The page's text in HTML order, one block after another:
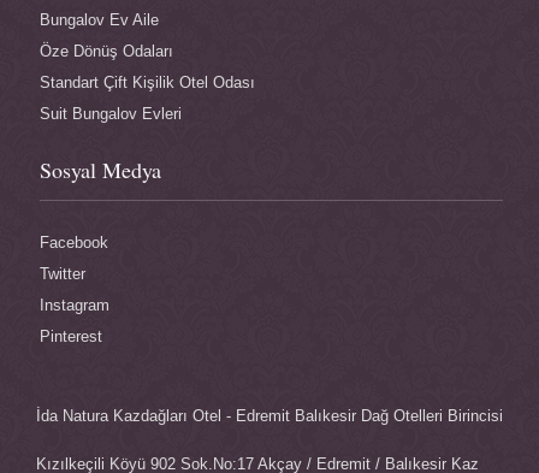
Bungalov Ev Aile
Öze Dönüş Odaları
Standart Çift Kişilik Otel Odası
Suit Bungalov Evleri
Sosyal Medya
Facebook
Twitter
Instagram
Pinterest
İda Natura Kazdağları Otel - Edremit Balıkesir Dağ Otelleri Birincisi
Kızılkeçili Köyü 902 Sok.No:17 Akçay / Edremit / Balıkesir Kaz